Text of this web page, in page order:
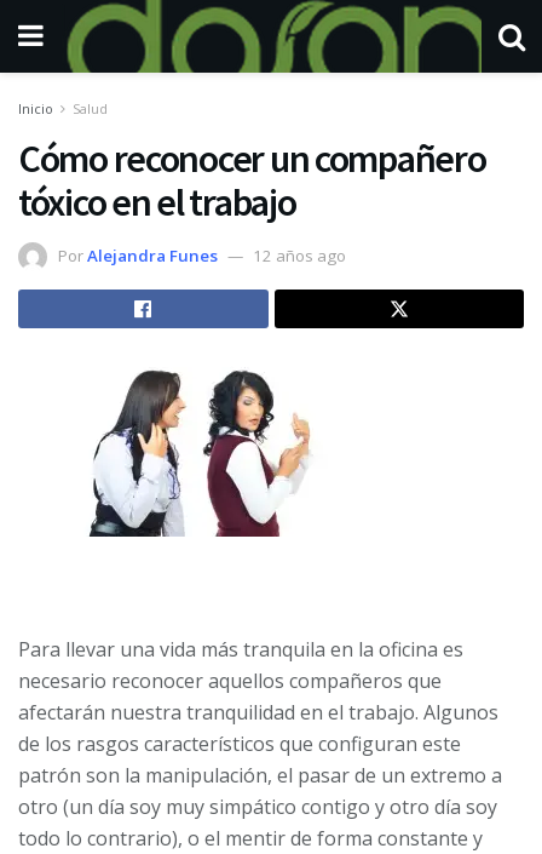
Inicio Salud
Cómo reconocer un compañero
tóxico en el trabajo
PorAlejandra Funes 12 años ago
Para llevar una vida más tranquila en la oficina es
necesario reconocer aquellos compañeros que
afectarán nuestra tranquilidad en el trabajo. Algunos
de los rasgos característicos que configuran este
patrón son la manipulación, el pasar de un extremo a
otro (un día soy muy simpático contigo y otro día soy
todo lo contrario), o el mentir de forma constante y